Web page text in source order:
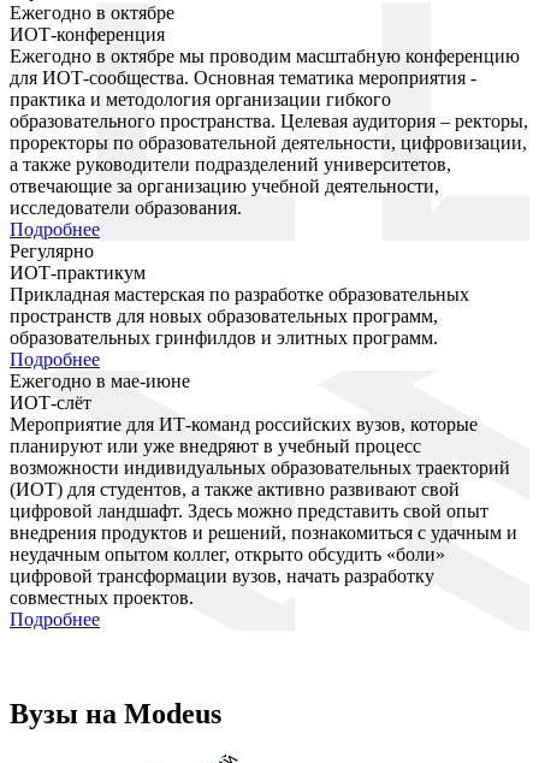
Ежегодно в октябре
ИОТ-конференция
Ежегодно в октябре мы проводим масштабную конференцию
для ИОТ-сообщества. Основная тематика мероприятия -
практика и методология организации гибкого
образовательного пространства. Целевая аудитория – ректоры,
проректоры по образовательной деятельности, цифровизации,
а также руководители подразделений университетов,
отвечающие за организацию учебной деятельности,
исследователи образования.
Подробнее
Регулярно
ИОТ-практикум
Прикладная мастерская по разработке образовательных
пространств для новых образовательных программ,
образовательных гринфилдов и элитных программ.
Подробнее
Ежегодно в мае-июне
ИОТ-слёт
Мероприятие для ИТ-команд российских вузов, которые
планируют или уже внедряют в учебный процесс
возможности индивидуальных образовательных траекторий
(ИОТ) для студентов, а также активно развивают свой
цифровой ландшафт. Здесь можно представить свой опыт
внедрения продуктов и решений, познакомиться с удачным и
неудачным опытом коллег, открыто обсудить «боли»
цифровой трансформации вузов, начать разработку
совместных проектов.
Подробнее
Вузы на Modeus